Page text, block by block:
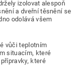
izolovat alespoň
a dveřní těsnění se
odolává všem
vůči teplotním
situacím, které
které